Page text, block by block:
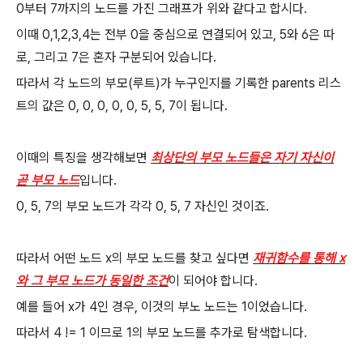
0부터 7까지의 노드를 가진 그래프가 위와 같다고 합시다.
이때 0,1,2,3,4는 전부 0을 중심으로 연결되어 있고, 5와 6은 따
로, 그리고 7은 혼자 구분되어 있습니다.
따라서 각 노드의 부모(루트)가 누구인지를 기록한 parents 리스
트의 값은 0, 0, 0, 0, 0, 5, 5, 7이 됩니다.
이때의 특징을 생각해보면 최상단의 부모 노드들은 자기 자신이
곧 부모 노드입니다.
0, 5, 7의 부모 노드가 각각 0, 5, 7 자신인 것이죠.
따라서 어떤 노드 x의 부모 노드를 찾고 싶다면 재귀함수를 통해 x
와 그 부모 노드가 동일한 조건이 되어야 합니다.
예를 들어 x가 4인 경우, 이것의 부노 노드는 1이었습니다.
따라서 4 != 1 이므로 1의 부모 노드를 추가로 탐색합니다.